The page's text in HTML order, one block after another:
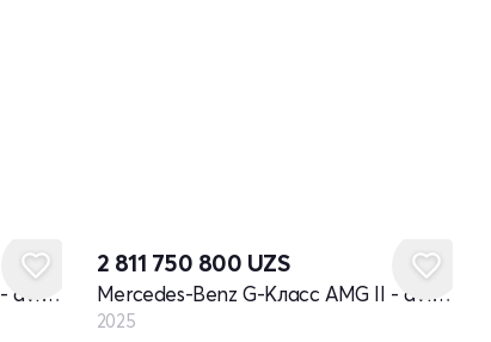
Mercedes-Benz G-Класс AMG II - avlod restayling
2 811 750 800 UZS
Mercedes-Benz G-Класс AMG II - avlod restayling
2025